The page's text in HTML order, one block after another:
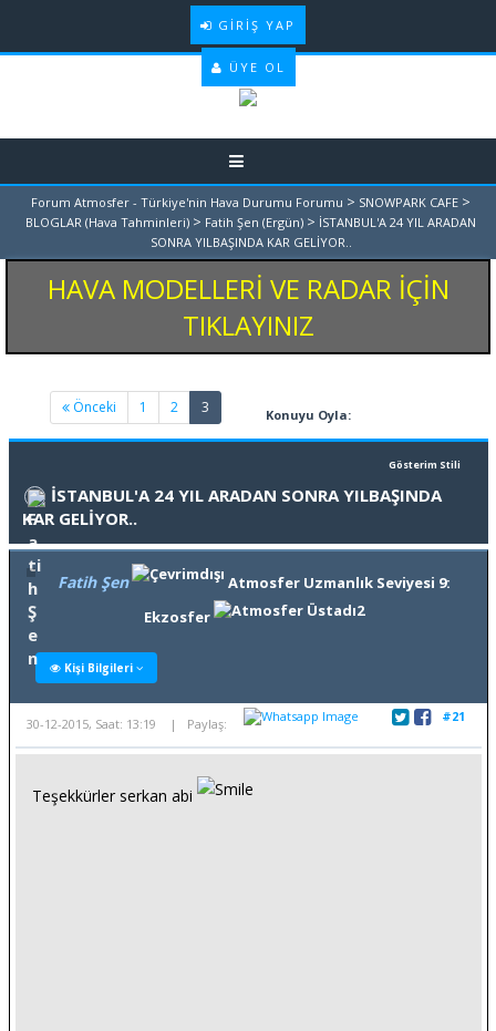
GIRIŞ YAP
ÜYE OL
Forum Atmosfer - Türkiye'nin Hava Durumu Forumu > SNOWPARK CAFE >
BLOGLAR (Hava Tahminleri) > Fatih Şen (Ergün) > İSTANBUL'A 24 YIL ARADAN
SONRA YILBAŞINDA KAR GELİYOR..
HAVA MODELLERİ VE RADAR İÇİN
TIKLAYINIZ
Önceki 1 2 3 Konuyu Oyla:
Gösterim Stili
İSTANBUL'A 24 YIL ARADAN SONRA YILBAŞINDA
KAR GELİYOR..
Fatih Şen
Atmosfer Uzmanlık Seviyesi 9:
Ekzosfer
Kişi Bilgileri
#21
30-12-2015, Saat: 13:19 | Paylaş:
Teşekkürler serkan abi